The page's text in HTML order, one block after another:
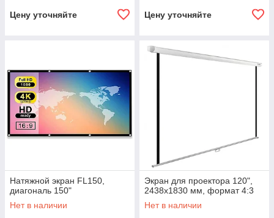
Цену уточняйте Цену уточняйте
Натяжной экран FL150,
диагональ 150"
Нет в наличии
Экран для проектора 120",
2438х1830 мм, формат 4:3
Нет в наличии